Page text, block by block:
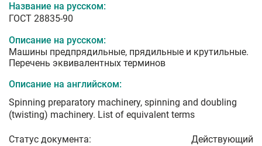
Название на русском:
ГОСТ 28835-90
Описание на русском:
Машины предпрядильные, прядильные и крутильные.
Перечень эквивалентных терминов
Описание на английском:
Spinning preparatory machinery, spinning and doubling
(twisting) machinery. List of equivalent terms
Статус документа: Действующий